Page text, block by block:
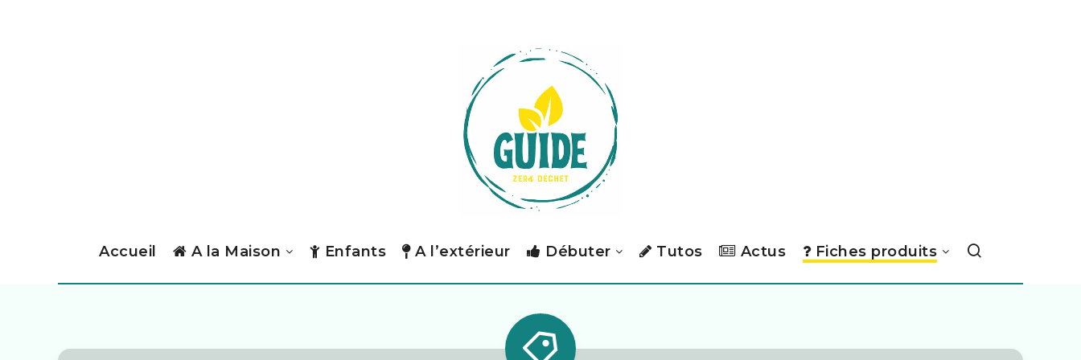
Accueil A la Maison Enfants A l’extérieur Débuter Tutos Actus Fiches produits